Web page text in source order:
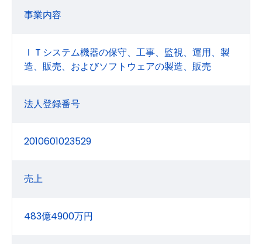
事業内容
ＩＴシステム機器の保守、工事、監視、運用、製
造、販売、およびソフトウェアの製造、販売
法人登録番号
2010601023529
売上
483億4900万円